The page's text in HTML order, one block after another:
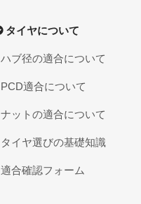
タイヤについて
ハブ径の適合について
PCD適合について
ナットの適合について
タイヤ選びの基礎知識
適合確認フォーム